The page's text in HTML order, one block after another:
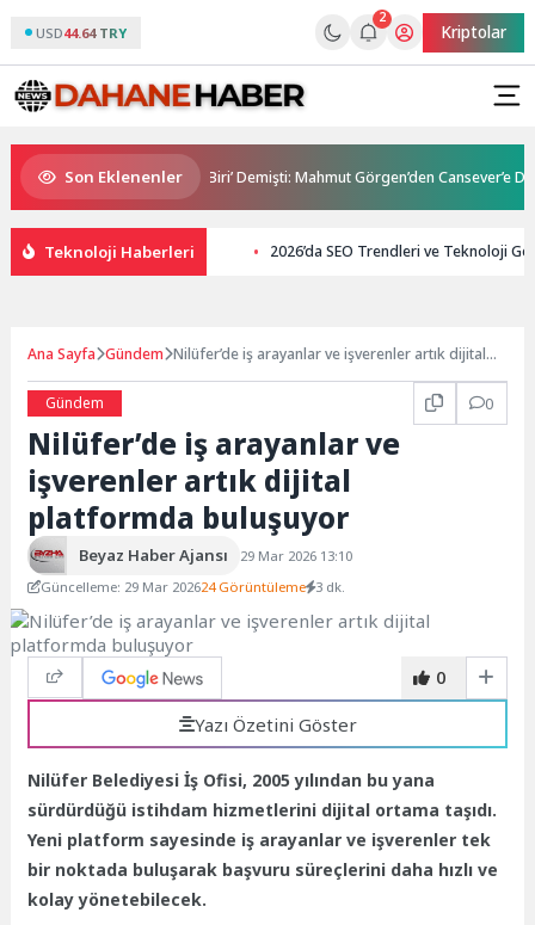
USD44.64 TRY
2
Kriptolar
Son Eklenenler
Üç İnsandan Biri’ Demişti: Mahmut Görgen’den Cansever’e
Teknoloji Haberleri 2026’da SEO Trendleri ve Teknoloji
Ana Sayfa Gündem Nilüfer’de iş arayanlar ve işverenler artık dijital
Gündem
0
Nilüfer’de iş arayanlar ve
işverenler artık dijital
platformda buluşuyor
Beyaz Haber Ajansı
29 Mar 2026 13:10
Güncelleme: 29 Mar 202624 Görüntüleme 3 dk.
0
Yazı Özetini Göster
Nilüfer Belediyesi İş Ofisi, 2005 yılından bu yana
sürdürdüğü istihdam hizmetlerini dijital ortama taşıdı.
Yeni platform sayesinde iş arayanlar ve işverenler tek
bir noktada buluşarak başvuru süreçlerini daha hızlı ve
kolay yönetebilecek.